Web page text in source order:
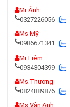
Mr Ánh
0327226056
Ms Mỹ
0986671341
Mr Liêm
0934304399
Ms.Thương
0824889876
Ms.Vân Anh